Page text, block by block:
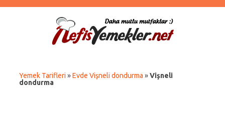
Yemek Tarifleri »Evde Vişneli dondurma »Vişneli
dondurma